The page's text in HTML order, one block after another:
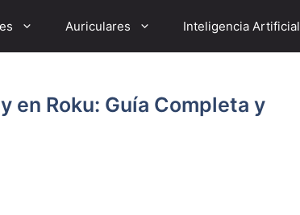
Auriculares Inteligencia Artificial
en Roku: Guía Completa y